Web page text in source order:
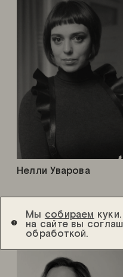
Нелли Уварова
Мы собираем
на сайте вы
обработкой.